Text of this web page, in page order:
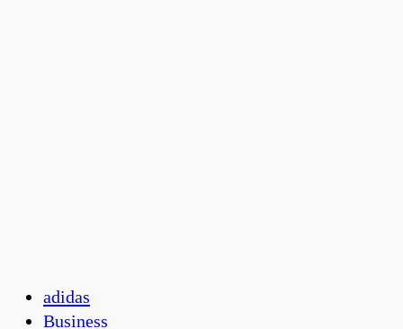
adidas
Business